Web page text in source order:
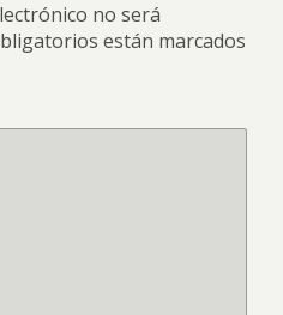
no será
están marcados